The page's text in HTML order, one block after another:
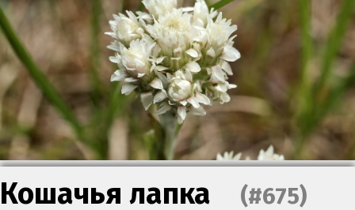
Кошачья лапка (#675)